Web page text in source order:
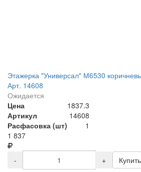
Этажерка "Универсал" М6530
Арт. 14608
Ожидается
Цена
1837.3
Артикул
14608
Расфасовка (шт)
1
1 837
- + Купить